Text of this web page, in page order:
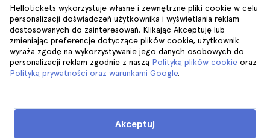
Hellotickets wykorzystuje własne i zewnętrzne pliki cookie w celu
personalizacji doświadczeń użytkownika i wyświetlania reklam
dostosowanych do zainteresowań. Klikając Akceptuję lub
zmieniając preferencje dotyczące plików cookie, użytkownik
wyraża zgodę na wykorzystywanie jego danych osobowych do
personalizacji reklam zgodnie z naszą Polityką plików cookie oraz
Polityką prywatności oraz warunkami Google.
Akceptuj
Regulamin
Informacje prawne
Pliki cookie
Kraków
Tenerife
Pomoc
Dołącz do nas na